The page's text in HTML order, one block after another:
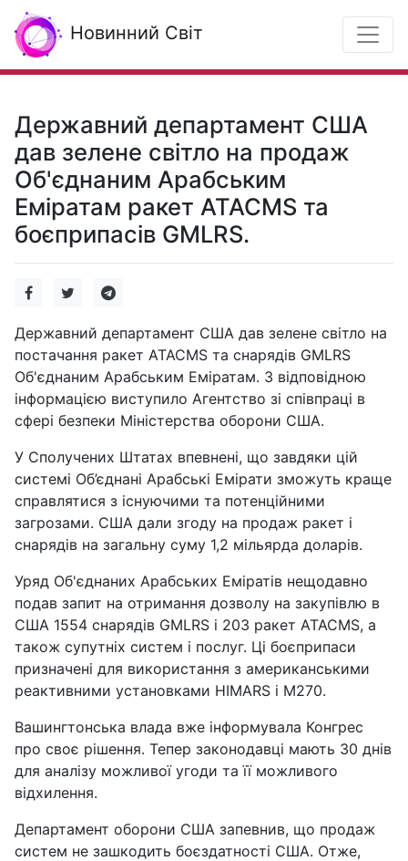
Новинний Світ
Державний департамент США
дав зелене світло на продаж
Об'єднаним Арабським
Еміратам ракет ATACMS та
боєприпасів GMLRS.
Державний департамент США дав зелене світло на
постачання ракет ATACMS та снарядів GMLRS
Об'єднаним Арабським Еміратам. З відповідною
інформацією виступило Агентство зі співпраці в
сфері безпеки Міністерства оборони США.
У Сполучених Штатах впевнені, що завдяки цій
системі Об’єднані Арабські Емірати зможуть краще
справлятися з існуючими та потенційними
загрозами. США дали згоду на продаж ракет і
снарядів на загальну суму 1,2 мільярда доларів.
Уряд Об'єднаних Арабських Еміратів нещодавно
подав запит на отримання дозволу на закупівлю в
США 1554 снарядів GMLRS і 203 ракет ATACMS, а
також супутніх систем і послуг. Ці боєприпаси
призначені для використання з американськими
реактивними установками HIMARS і М270.
Вашингтонська влада вже інформувала Конгрес
про своє рішення. Тепер законодавці мають 30 днів
для аналізу можливої угоди та її можливого
відхилення.
Департамент оборони США запевнив, що продаж
систем не зашкодить боєздатності США. Отже,